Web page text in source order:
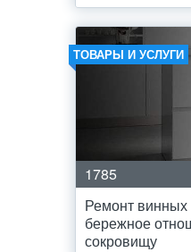
ТОВАРЫ И УСЛУГИ
1785
Ремонт
бережное
сокровищу